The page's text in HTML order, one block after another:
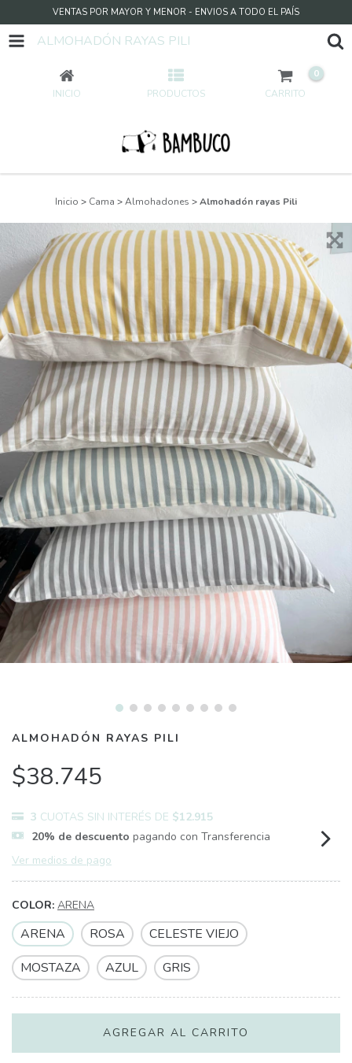
VENTAS POR MAYOR Y MENOR - ENVIOS A TODO EL PAÍS
ALMOHADÓN RAYAS PILI
INICIO PRODUCTOS CARRITO
0
Inicio > Cama >Almohadones >Almohadón rayas Pili
ALMOHADÓN RAYAS PILI
$38.745
3 CUOTAS SIN INTERÉS DE $12.915
20% de descuento pagando con Transferencia
Ver medios de pago
COLOR: ARENA
ARENA ROSA
CELESTE VIEJO
MOSTAZA
AZUL GRIS